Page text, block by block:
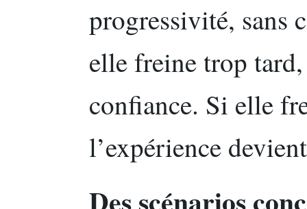
progressivité, sans
elle freine trop
confiance. Si elle
l’expérience
Des scénarios